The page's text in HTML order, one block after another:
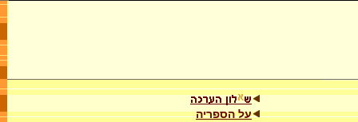
על הספריה